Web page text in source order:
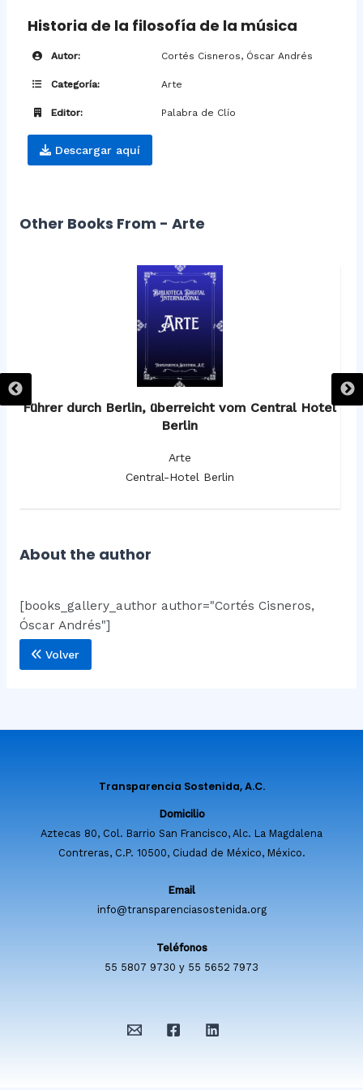
Historia de la filosofía de la música
Autor: Cortés Cisneros, Óscar Andrés
Categoría: Arte
Editor: Palabra de Clío
Descargar aquí
Other Books From - Arte
Führer durch Berlin, überreicht vom Central Hotel
Berlin
Arte
Central-Hotel Berlin
About the author
[books_gallery_author author="Cortés Cisneros,
Óscar Andrés"]
Volver
Transparencia Sostenida, A.C.
Domicilio
Aztecas 80, Col. Barrio San Francisco, Alc. La Magdalena
Contreras, C.P. 10500, Ciudad de México, México.
Email
info@transparenciasostenida.org
Teléfonos
55 5807 9730 y 55 5652 7973